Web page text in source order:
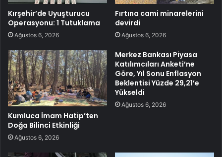
Kırşehir’de Uyuşturucu
Operasyonu: 1 Tutuklama
Ağustos 6, 2026
Fırtına cami minarelerini
devirdi
Ağustos 6, 2026
Kumluca İmam Hatip’ten
Doğa Bilinci Etkinliği
Ağustos 6, 2026
Merkez Bankası Piyasa
Katılımcıları Anketi’ne
Göre, Yıl Sonu Enflasyon
Beklentisi Yüzde 29,21’e
Yükseldi
Ağustos 6, 2026